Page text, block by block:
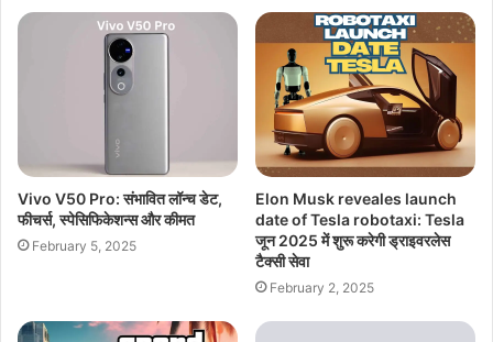
Vivo V50 Pro: संभावित लॉन्च डेट,
फीचर्स, स्पेसिफिकेशन्स और कीमत
February 5, 2025
Elon Musk reveales launch
date of Tesla robotaxi: Tesla
जून 2025 में शुरू करेगी ड्राइवरलेस
टैक्सी सेवा
February 2, 2025